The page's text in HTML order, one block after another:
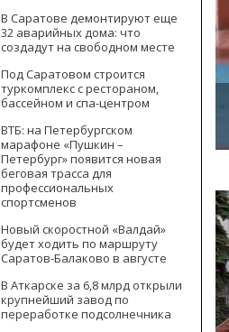
В Саратове демонтируют еще
32 аварийных дома: что
создадут на свободном месте
Под Саратовом строится
туркомплекс с рестораном,
бассейном и спа-центром
ВТБ: на Петербургском
марафоне «Пушкин –
Петербург» появится новая
беговая трасса для
профессиональных
спортсменов
Новый скоростной «Валдай»
будет ходить по маршруту
Саратов-Балаково в августе
В Аткарске за 6,8 млрд открыли
крупнейший завод по
переработке подсолнечника